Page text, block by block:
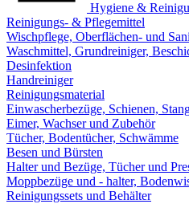
Hygiene &
Reinigungs- & Pflegemittel
Wischpflege, Oberflächen- und
Waschmittel, Grundreiniger,
Desinfektion
Handreiniger
Reinigungsmaterial
Einwascherbezüge, Schienen,
Eimer, Wachser und Zubehör
Tücher, Bodentücher, Schwämme
Besen und Bürsten
Halter und Bezüge, Tücher und
Moppbezüge und - halter,
Reinigungssets und Behälter